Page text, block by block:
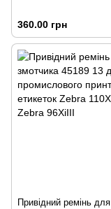
360.00 грн
Привідний ремінь для